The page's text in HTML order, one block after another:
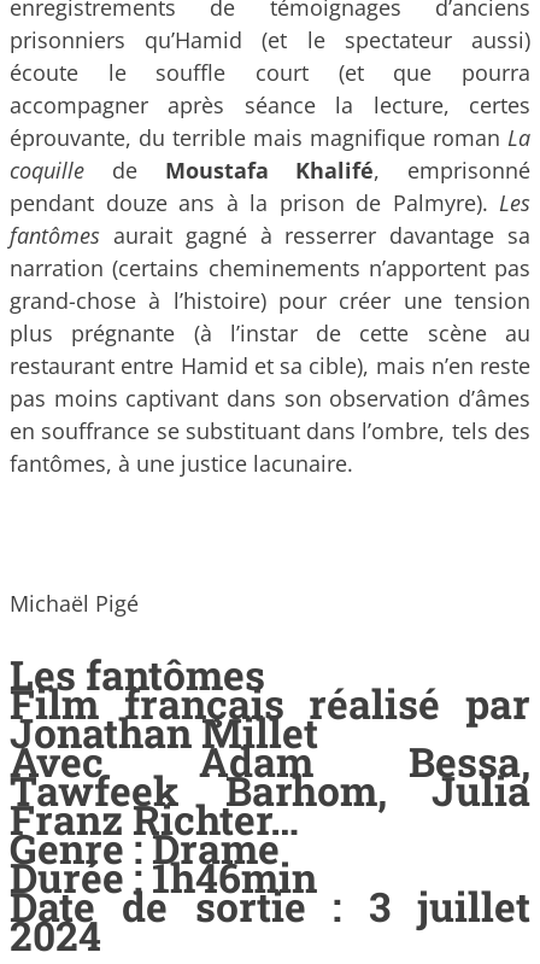
enregistrements de témoignages d’anciens
prisonniers qu’Hamid (et le spectateur aussi)
écoute le souffle court (et que pourra
accompagner après séance la lecture, certes
éprouvante, du terrible mais magnifique roman La
coquille de Moustafa Khalifé, emprisonné
pendant douze ans à la prison de Palmyre). Les
fantômes aurait gagné à resserrer davantage sa
narration (certains cheminements n’apportent pas
grand-chose à l’histoire) pour créer une tension
plus prégnante (à l’instar de cette scène au
restaurant entre Hamid et sa cible), mais n’en reste
pas moins captivant dans son observation d’âmes
en souffrance se substituant dans l’ombre, tels des
fantômes, à une justice lacunaire.
Michaël Pigé
Les fantômes
Film français réalisé par
Jonathan Millet
Avec Adam Bessa,
Tawfeek Barhom, Julia
Franz Richter…
Genre : Drame
Durée : 1h46min
Date de sortie : 3 juillet
2024